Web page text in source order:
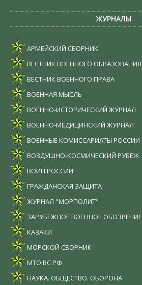
ЖУРНАЛЫ
АРМЕЙСКИЙ СБОРНИК
ВЕСТНИК ВОЕННОГО ОБРАЗОВАНИЯ
ВЕСТНИК ВОЕННОГО ПРАВА
ВОЕННАЯ МЫСЛЬ
ВОЕННО-ИСТОРИЧЕСКИЙ ЖУРНАЛ
ВОЕННО-МЕДИЦИНСКИЙ ЖУРНАЛ
ВОЕННЫЕ КОМИССАРИАТЫ РОССИИ
ВОЗДУШНО-КОСМИЧЕСКИЙ РУБЕЖ
ВОИН РОССИИ
ГРАЖДАНСКАЯ ЗАЩИТА
ЖУРНАЛ "МОРПОЛИТ"
ЗАРУБЕЖНОЕ ВОЕННОЕ ОБОЗРЕНИЕ
КАЗАКИ
МОРСКОЙ СБОРНИК
МТО ВС РФ
НАУКА. ОБЩЕСТВО. ОБОРОНА